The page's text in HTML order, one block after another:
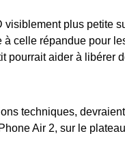
plus petite
celle répandue pour
pourrait aider à libérer
techniques,
Air 2, sur le